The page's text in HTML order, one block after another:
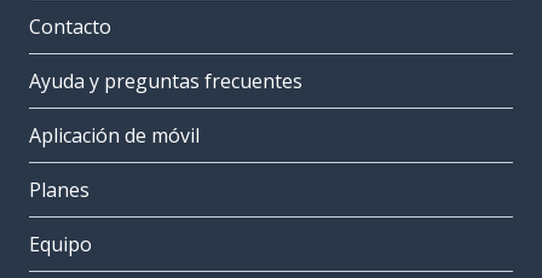
Contacto
Ayuda y preguntas frecuentes
Aplicación de móvil
Planes
Equipo